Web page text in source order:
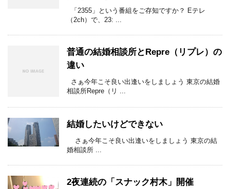
「2355」という番組をご存知ですか？ Eテレ
（2ch）で、23: ...
普通の結婚相談所とRepre（リプレ）の
違い
さぁ今年こそ良い出逢いをしましょう 東京の結婚
相談所Repre（リ ...
結婚したいけどできない
さぁ今年こそ良い出逢いをしましょう 東京の結
婚相談所 ...
2夜連続の「スナック村木」開催